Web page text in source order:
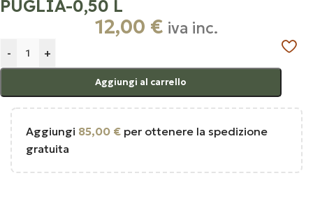
PUGLIA-0,50 L
12,00 € iva inc.
- +
Aggiungi al carrello
Aggiungi 85,00 € per ottenere la spedizione
gratuita